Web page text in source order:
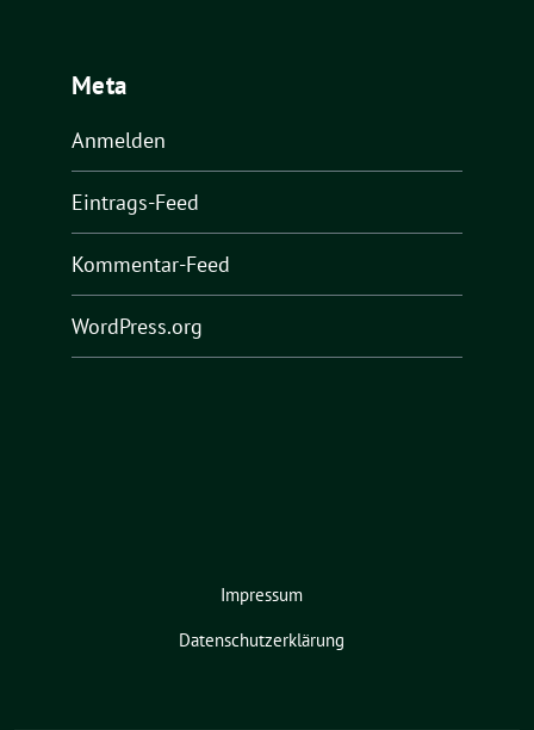
Meta
Anmelden
Eintrags-Feed
Kommentar-Feed
WordPress.org
Impressum
Datenschutzerklärung